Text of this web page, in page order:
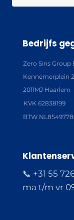
Bedrijfs
Zero Sins Group
Kennemerplein
2011MJ Haarlem
KVK 62838199
BTW
📞 +31 55
ma t/m vr